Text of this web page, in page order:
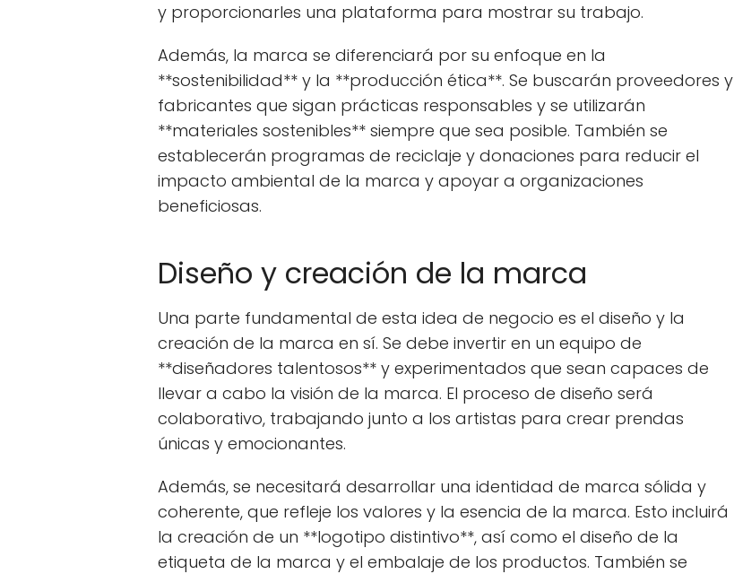
y proporcionarles una plataforma para mostrar su trabajo.
Además, la marca se diferenciará por su enfoque en la
**sostenibilidad** y la **producción ética**. Se buscarán proveedores y
fabricantes que sigan prácticas responsables y se utilizarán
**materiales sostenibles** siempre que sea posible. También se
establecerán programas de reciclaje y donaciones para reducir el
impacto ambiental de la marca y apoyar a organizaciones
beneficiosas.
Diseño y creación de la marca
Una parte fundamental de esta idea de negocio es el diseño y la
creación de la marca en sí. Se debe invertir en un equipo de
**diseñadores talentosos** y experimentados que sean capaces de
llevar a cabo la visión de la marca. El proceso de diseño será
colaborativo, trabajando junto a los artistas para crear prendas
únicas y emocionantes.
Además, se necesitará desarrollar una identidad de marca sólida y
coherente, que refleje los valores y la esencia de la marca. Esto incluirá
la creación de un **logotipo distintivo**, así como el diseño de la
etiqueta de la marca y el embalaje de los productos. También se